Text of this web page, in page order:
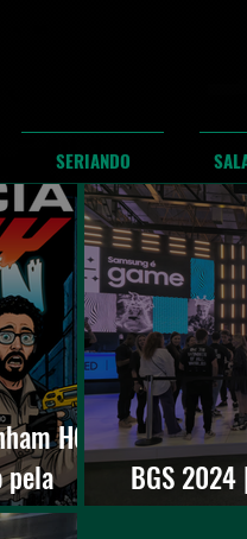
SERIANDO
HQ
BGS 2024
apresenta